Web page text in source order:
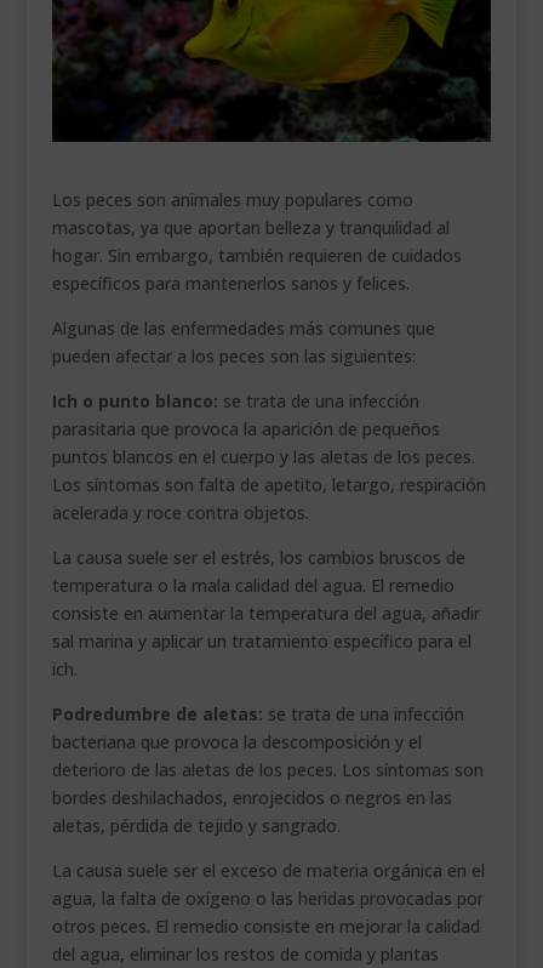
___________________________
VEURE EN CATALÀ
Los peces son animales muy populares como
mascotas, ya que aportan belleza y tranquilidad al
hogar. Sin embargo, también requieren de cuidados
específicos para mantenerlos sanos y felices.
Algunas de las enfermedades más comunes que
pueden afectar a los peces son las siguientes:
Ich o punto blanco: se trata de una infección
parasitaria que provoca la aparición de pequeños
puntos blancos en el cuerpo y las aletas de los peces.
Los síntomas son falta de apetito, letargo, respiración
acelerada y roce contra objetos.
La causa suele ser el estrés, los cambios bruscos de
temperatura o la mala calidad del agua. El remedio
consiste en aumentar la temperatura del agua, añadir
sal marina y aplicar un tratamiento específico para el
ich.
Podredumbre de aletas: se trata de una infección
bacteriana que provoca la descomposición y el
deterioro de las aletas de los peces. Los síntomas son
bordes deshilachados, enrojecidos o negros en las
aletas, pérdida de tejido y sangrado.
La causa suele ser el exceso de materia orgánica en el
agua, la falta de oxígeno o las heridas provocadas por
otros peces. El remedio consiste en mejorar la calidad
del agua, eliminar los restos de comida y plantas